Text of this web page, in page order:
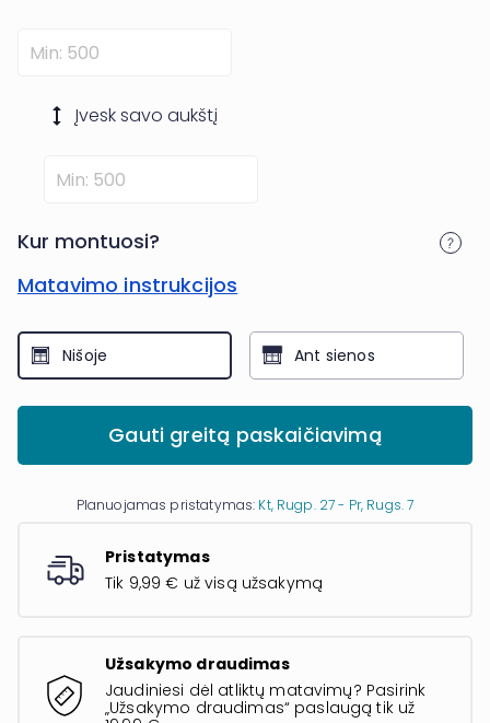
Įvesk savo aukštį
Kur montuosi?
Matavimo instrukcijos
Nišoje Ant sienos
Gauti greitą paskaičiavimą
Planuojamas pristatymas: Kt, Rugp. 27 - Pr, Rugs. 7
Pristatymas
Tik 9,99 € už visą užsakymą
Užsakymo draudimas
Jaudiniesi dėl atliktų matavimų? Pasirink
„Užsakymo draudimas“ paslaugą tik už